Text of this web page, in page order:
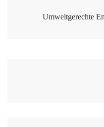
Umweltgerechte